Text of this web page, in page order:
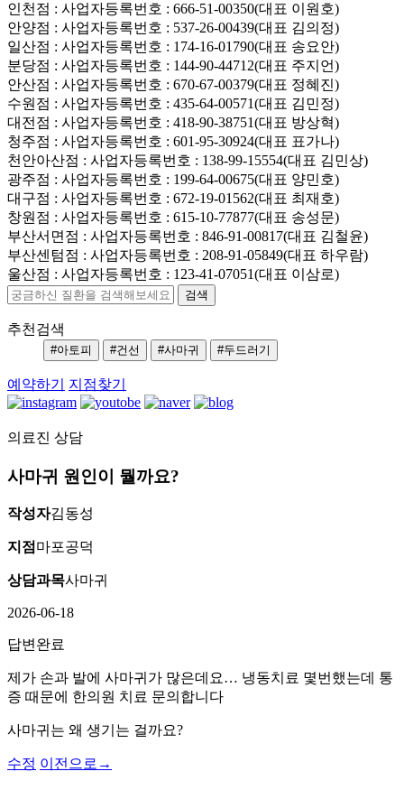
인천점 : 사업자등록번호 : 666-51-00350(대표 이원호)
안양점 : 사업자등록번호 : 537-26-00439(대표 김의정)
일산점 : 사업자등록번호 : 174-16-01790(대표 송요안)
분당점 : 사업자등록번호 : 144-90-44712(대표 주지언)
안산점 : 사업자등록번호 : 670-67-00379(대표 정혜진)
수원점 : 사업자등록번호 : 435-64-00571(대표 김민정)
대전점 : 사업자등록번호 : 418-90-38751(대표 방상혁)
청주점 : 사업자등록번호 : 601-95-30924(대표 표가나)
천안아산점 : 사업자등록번호 : 138-99-15554(대표 김민상)
광주점 : 사업자등록번호 : 199-64-00675(대표 양민호)
대구점 : 사업자등록번호 : 672-19-01562(대표 최재호)
창원점 : 사업자등록번호 : 615-10-77877(대표 송성문)
부산서면점 : 사업자등록번호 : 846-91-00817(대표 김철윤)
부산센텀점 : 사업자등록번호 : 208-91-05849(대표 하우람)
울산점 : 사업자등록번호 : 123-41-07051(대표 이삼로)
추천검색
#아토피 #건선 #사마귀 #두드러기
예약하기 지점찾기
진]
강
남
점
에
진
때
에
피
가
갈
라
의료진 상담
사마귀 원인이 뭘까요?
작성자김동성
지점 마포공덕
상담과목사마귀
2026-06-18
답변완료
제가 손과 발에 사마귀가 많은데요… 냉동치료 몇번했는데 통
증 때문에 한의원 치료 문의합니다
사마귀는 왜 생기는 걸까요?
수정 이전으로 →